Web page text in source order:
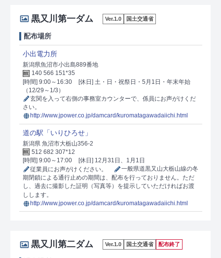
黒又川第一ダム Ver.1.0 国土交通省
配布場所
小出電力所
新潟県魚沼市小出島889番地
140 566 151*35
[時間] 9:00～16:30
[休日] 土・日・祝祭日・5月1日・年末年始
（12/29～1/3）
玄関を入って右側の事務室カウンターで、係員にお声がけくだ
さい。
http://www.jpower.co.jp/damcard/kuromatagawadaiichi.html
道の駅「いりひろせ」
新潟県 魚沼市大栃山356-2
512 682 307*12
[時間] 9:00～17:00
[休日] 12月31日、1月1日
従業員にお声がけください。
一般県道黒又山大栃山線の冬
期閉鎖による通行止めの期間は、配布を行っておりません。ただ
し、過去に撮影した証明（写真等）を提示していただければお渡
しします。
http://www.jpower.co.jp/damcard/kuromatagawadaiichi.html
黒又川第二ダム Ver.1.0 国土交通省 配布終了